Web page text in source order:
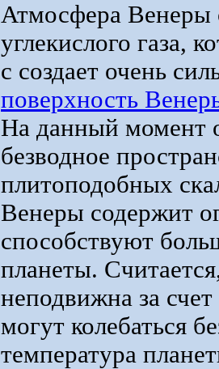
Атмосфера Венеры
углекислого газа,
с создает очень
поверхность
На данный момент
безводное
плитоподобных
Венеры содержит
способствуют
планеты.
неподвижна за
могут колебаться
температура